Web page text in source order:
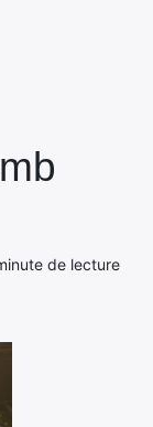
de lecture